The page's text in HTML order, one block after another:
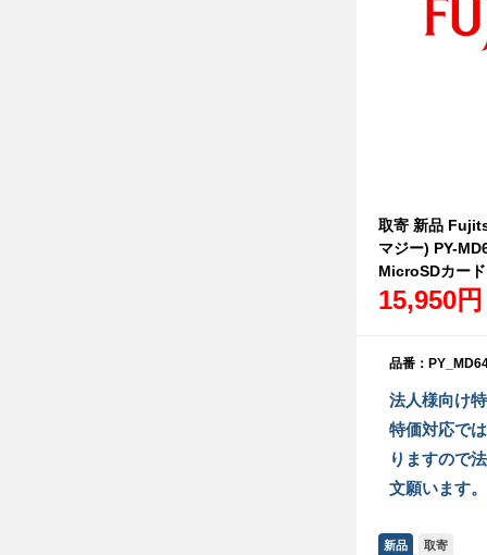
取寄 新品
マジー) PY-
MicroSDカー
15,950円
品番：
法人様向け
特価対応で
りますので
文願います。
新品 取寄